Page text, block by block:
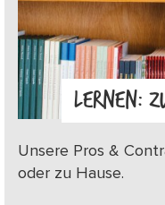
LERNEN:
Unsere Pros &
oder zu Hause.